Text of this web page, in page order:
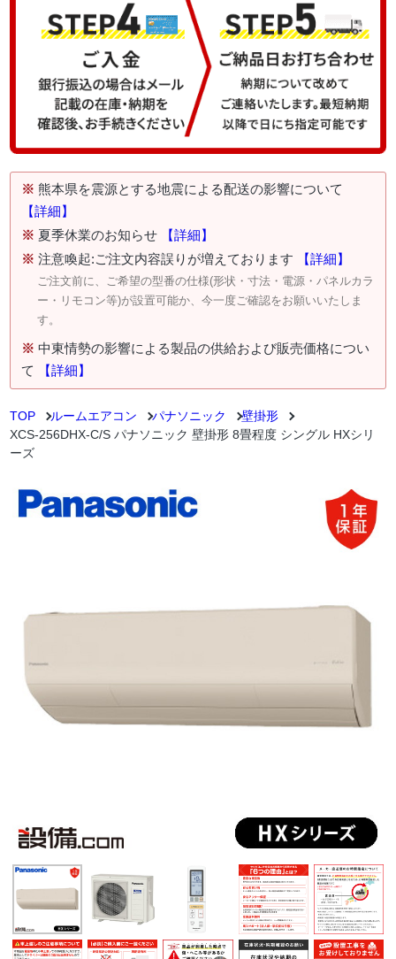
※ 熊本県を震源とする地震による配送の影響について
【詳細】
※ 夏季休業のお知らせ
【詳細】
※ 注意喚起:ご注文内容誤りが増えております 【詳細】
ご注文前に、ご希望の型番の仕様(形状・寸法・電源・パネルカラ
ー・リモコン等)が設置可能か、今一度ご確認をお願いいたしま
す。
※ 中東情勢の影響による製品の供給および販売価格につい
て
【詳細】
TOP ルームエアコン パナソニック
壁掛形
XCS-256DHX-C/S パナソニック 壁掛形 8畳程度 シングル HXシリ
ーズ